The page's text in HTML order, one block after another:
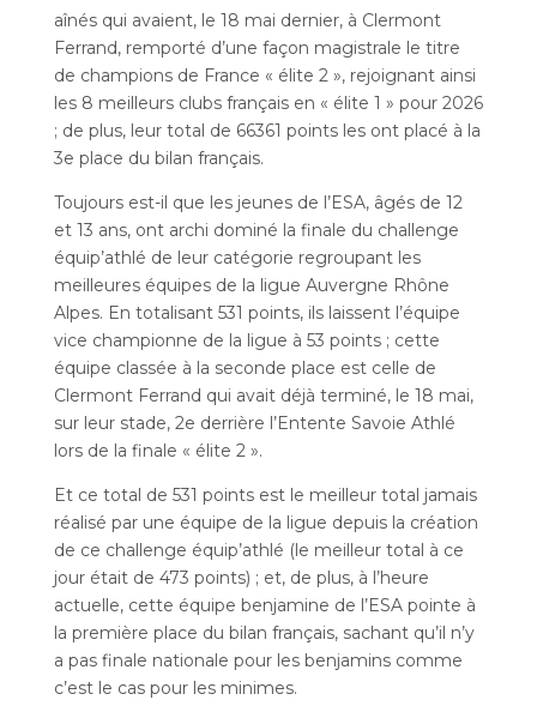
aînés qui avaient, le 18 mai dernier, à Clermont
Ferrand, remporté d’une façon magistrale le titre
de champions de France « élite 2 », rejoignant ainsi
les 8 meilleurs clubs français en « élite 1 » pour 2026
; de plus, leur total de 66361 points les ont placé à la
3e place du bilan français.
Toujours est-il que les jeunes de l’ESA, âgés de 12
et 13 ans, ont archi dominé la finale du challenge
équip’athlé de leur catégorie regroupant les
meilleures équipes de la ligue Auvergne Rhône
Alpes. En totalisant 531 points, ils laissent l’équipe
vice championne de la ligue à 53 points ; cette
équipe classée à la seconde place est celle de
Clermont Ferrand qui avait déjà terminé, le 18 mai,
sur leur stade, 2e derrière l’Entente Savoie Athlé
lors de la finale « élite 2 ».
Et ce total de 531 points est le meilleur total jamais
réalisé par une équipe de la ligue depuis la création
de ce challenge équip’athlé (le meilleur total à ce
jour était de 473 points) ; et, de plus, à l’heure
actuelle, cette équipe benjamine de l’ESA pointe à
la première place du bilan français, sachant qu’il n’y
a pas finale nationale pour les benjamins comme
c’est le cas pour les minimes.